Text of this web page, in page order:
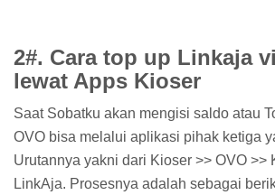
2#. Cara top up Linkaja
lewat Apps Kioser
Saat Sobatku akan mengisi saldo atau
OVO bisa melalui aplikasi pihak ketiga
Urutannya yakni dari Kioser >> OVO >>
LinkAja. Prosesnya adalah sebagai